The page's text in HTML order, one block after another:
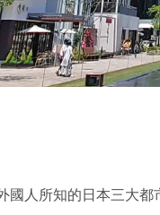
國人所知的日本三大